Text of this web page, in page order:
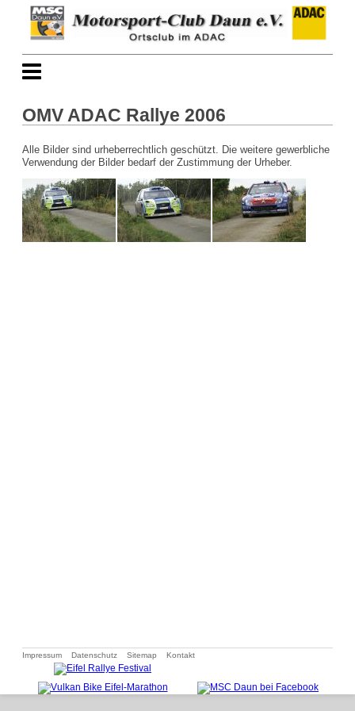
OMV ADAC Rallye 2006
Alle Bilder sind urheberrechtlich geschützt. Die weitere gewerbliche
Verwendung der Bilder bedarf der Zustimmung der Urheber.
Navigation
überspringen
Impressum Datenschutz Sitemap Kontakt